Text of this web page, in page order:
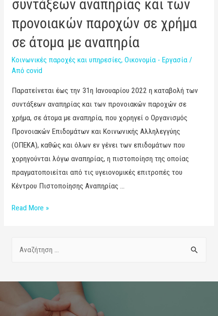
συντάξεων αναπηρίας και των
προνοιακών παροχών σε χρήμα
σε άτομα με αναπηρία
Κοινωνικές παροχές και υπηρεσίες, Οικονομία - Εργασία/
Από covid
Παρατείνεται έως την 31η Ιανουαρίου 2022 η καταβολή των
συντάξεων αναπηρίας και των προνοιακών παροχών σε
χρήμα, σε άτομα με αναπηρία, που χορηγεί ο Οργανισμός
Προνοιακών Επιδομάτων και Κοινωνικής Αλληλεγγύης
(ΟΠΕΚΑ), καθώς και όλων εν γένει των επιδομάτων που
χορηγούνται λόγω αναπηρίας, η πιστοποίηση της οποίας
πραγματοποιείται από τις υγειονομικές επιτροπές του
Κέντρου Πιστοποίησης Αναπηρίας …
Read More »